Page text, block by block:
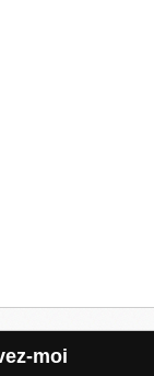
moi